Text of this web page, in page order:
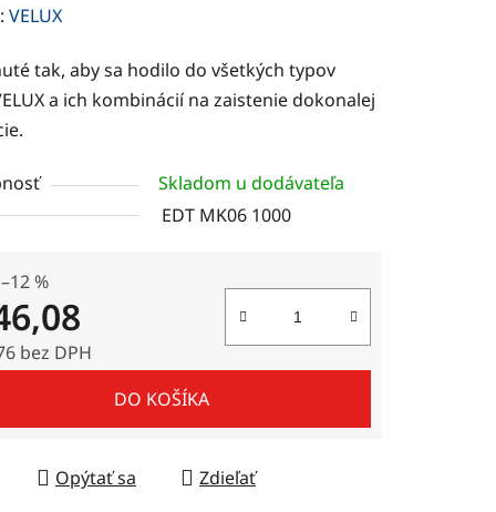
VELUX
tak, aby sa hodilo do všetkých typov
a ich kombinácií na zaistenie dokonalej
Skladom u dodávateľa
EDT MK06 1000
–12 %
bez DPH
DO KOŠÍKA
Opýtať sa Zdieľať